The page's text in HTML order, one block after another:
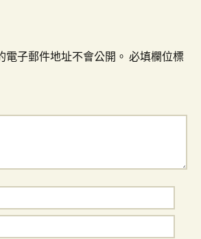
電子郵件地址不會公開。 必填欄位標